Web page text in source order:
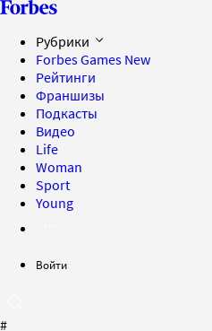
Рубрики
Forbes Games New
Рейтинги
Франшизы
Подкасты
Видео
Life
Woman
Sport
Young
Войти
#